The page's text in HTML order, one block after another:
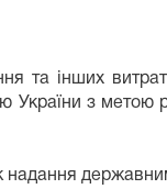
та інших
з метою